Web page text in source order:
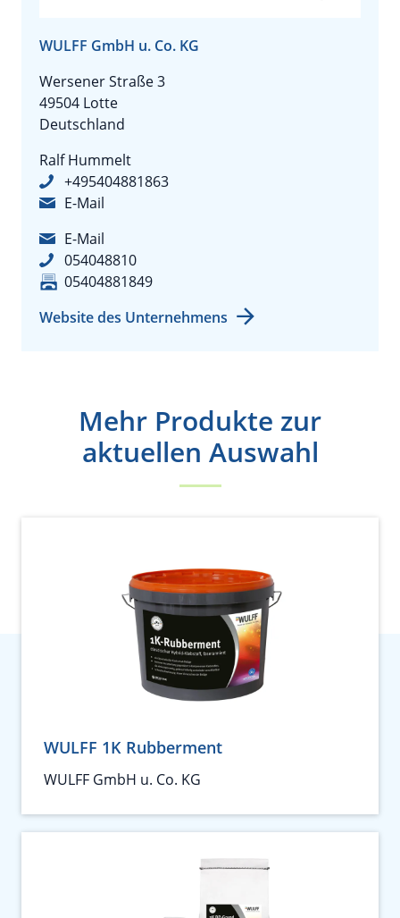
WULFF GmbH u. Co. KG
Wersener Straße 3
49504 Lotte
Deutschland
Ralf Hummelt
+495404881863
E-Mail
E-Mail
054048810
05404881849
Website des Unternehmens
Mehr Produkte zur
aktuellen Auswahl
WULFF 1K Rubberment
WULFF GmbH u. Co. KG